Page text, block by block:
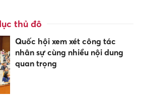
thủ đô
Quốc hội xem xét công tác
nhân sự cùng nhiều nội dung
quan trọng